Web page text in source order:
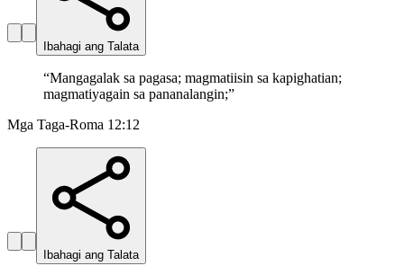
Ibahagi ang Talata
“Mangagalak sa pagasa; magmatiisin sa kapighatian;
magmatiyagain sa pananalangin;”
Mga Taga-Roma 12:12
Ibahagi ang Talata